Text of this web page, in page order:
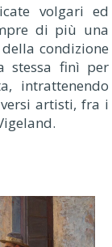
volgari ed
di più una
condizione
stessa finì per
intrattenendo
artisti, fra i